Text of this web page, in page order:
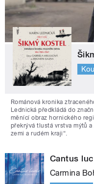
Románová kronika
Lednická předkládá do
měnící obraz hornického
překrývá tlustá vrstva mýtů
zemi a rudém kraji“.
Cantus
Carmina